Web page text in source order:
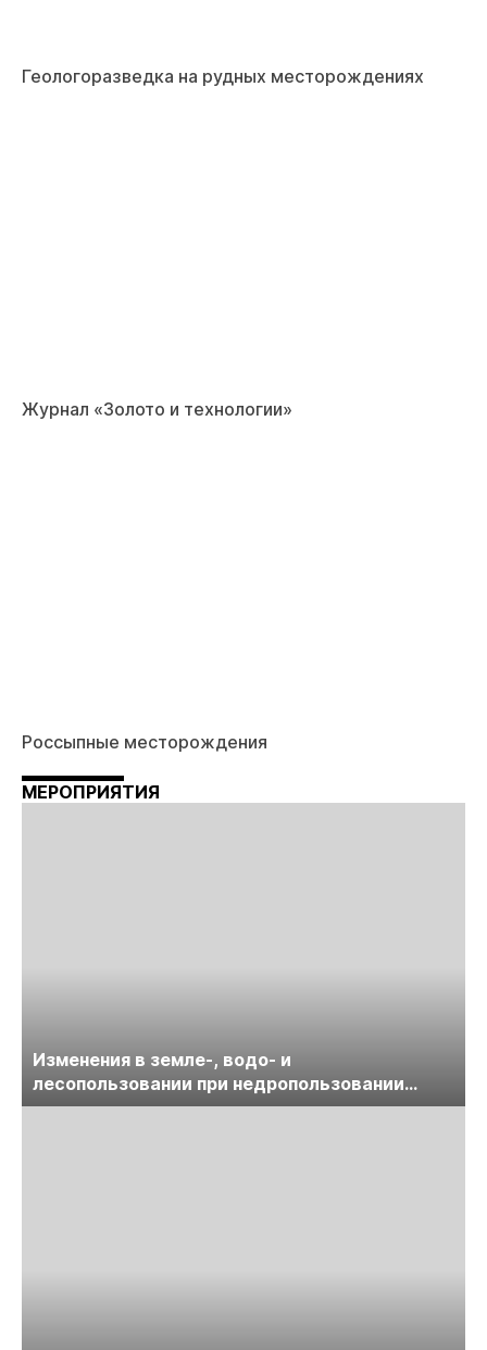
Геологоразведка на рудных месторождениях
Журнал «Золото и технологии»
Россыпные месторождения
МЕРОПРИЯТИЯ
Изменения в земле-, водо- и
лесопользовании при недропользовании
обсудят на семинаре «ПравоТЭК»